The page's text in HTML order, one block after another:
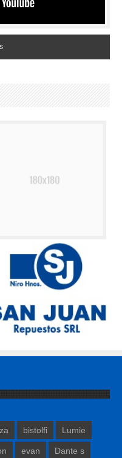
bistolfi Lumie
evan Dante s